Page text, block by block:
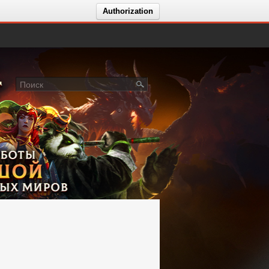
Authorization